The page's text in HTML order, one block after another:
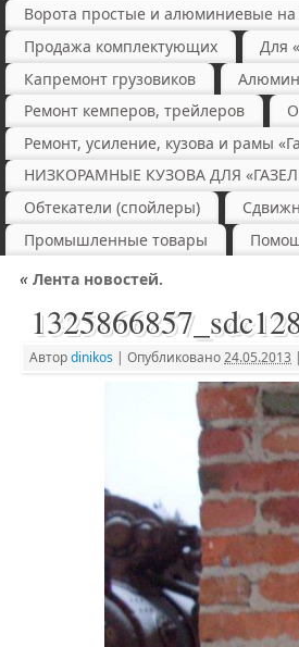
Ворота простые и алюминиевые на
Продажа комплектующих
Для
Капремонт грузовиков
Ремонт кемперов, трейлеров
Ремонт, усиление, кузова и рамы
НИЗКОРАМНЫЕ КУЗОВА ДЛЯ
Обтекатели (спойлеры)
Промышленные товары
« Лента новостей.
Авторdinikos | Опубликовано24.05.2013 |